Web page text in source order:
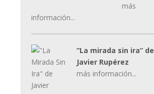
más
información...
“La mirada sin ira” de
Javier Rupérez
más información...